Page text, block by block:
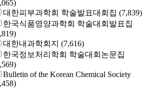
대한피부과학회 학술발표대회집 (7,839)
한국식품영양과학회 학술대회발표집
대한내과학회지 (7,616)
한국정보처리학회 학술대회논문집
Bulletin of the Korean Chemical Society